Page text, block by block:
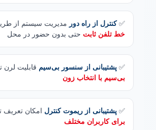
✅کنترل از راه دور مدیریت سیستم از
خط تلفن ثابت حتی بدون حضور در محل
✅ پشتیبانی از سنسور بی‌سیم قابلیت لرن
بی‌سیم با انتخاب زون
✅ پشتیبانی از ریموت کنترل امکان تعریف
برای کاربران مختلف